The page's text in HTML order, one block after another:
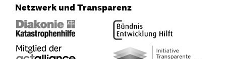
Netzwerk und Transparenz